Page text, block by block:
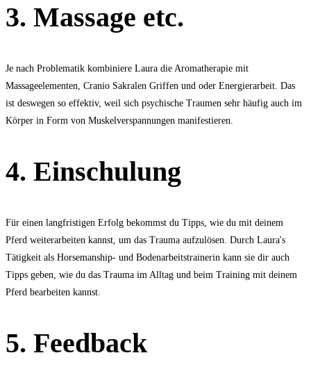
3. Massage etc.
Je nach Problematik kombiniere Laura die Aromatherapie mit
Massageelementen, Cranio Sakralen Griffen und oder Energierarbeit. Das
ist deswegen so effektiv, weil sich psychische Traumen sehr häufig auch im
Körper in Form von Muskelverspannungen manifestieren.
4. Einschulung
Für einen langfristigen Erfolg bekommst du Tipps, wie du mit deinem
Pferd weiterarbeiten kannst, um das Trauma aufzulösen. Durch Laura's
Tätigkeit als Horsemanship- und Bodenarbeitstrainerin kann sie dir auch
Tipps geben, wie du das Trauma im Alltag und beim Training mit deinem
Pferd bearbeiten kannst.
5. Feedback